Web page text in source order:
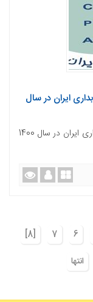
ایران در سال
وبینار بزرگ بررسی تغییرات استانداردهای حسابداری ایران در سال 1400
6
7
[8]
انتها